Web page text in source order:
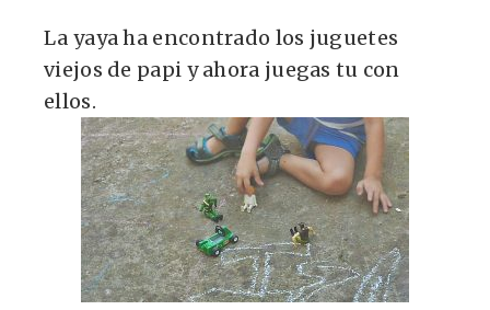
La yaya ha encontrado los juguetes
viejos de papi y ahora juegas tu con
ellos.